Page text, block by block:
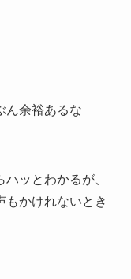
ん余裕あるな
ッとわかるが、
もかけれないとき